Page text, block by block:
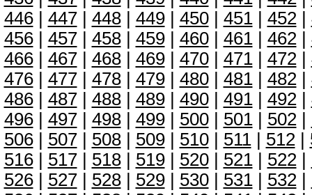
446| 447| 448| 449| 450| 451| 452|
456| 457| 458| 459| 460| 461| 462|
466| 467| 468| 469| 470| 471| 472|
476| 477| 478| 479| 480| 481| 482|
486| 487| 488| 489| 490| 491| 492|
496| 497| 498| 499| 500| 501| 502|
506| 507| 508| 509| 510| 511| 512|
516| 517| 518| 519| 520| 521| 522|
526| 527| 528| 529| 530| 531| 532|